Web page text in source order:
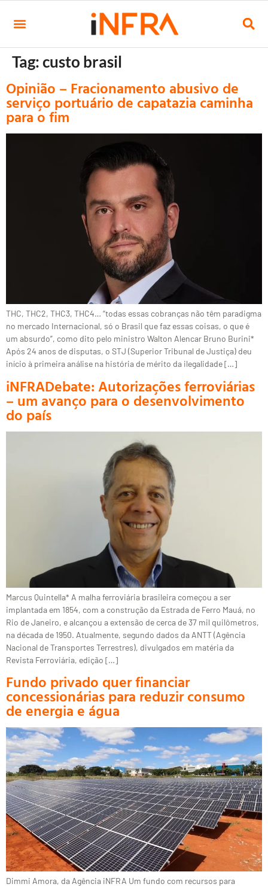
Tag:custo brasil
Opinião – Fracionamento abusivo de
serviço portuário de capatazia caminha
para o fim
THC, THC2, THC3, THC4… “todas essas cobranças não têm paradigma
no mercado Internacional, só o Brasil que faz essas coisas, o que é
um absurdo”, como dito pelo ministro Walton Alencar Bruno Burini*
Após 24 anos de disputas, o STJ (Superior Tribunal de Justiça) deu
início à primeira análise na história de mérito da ilegalidade […]
iNFRADebate: Autorizações ferroviárias
– um avanço para o desenvolvimento
do país
Marcus Quintella* A malha ferroviária brasileira começou a ser
implantada em 1854, com a construção da Estrada de Ferro Mauá, no
Rio de Janeiro, e alcançou a extensão de cerca de 37 mil quilômetros,
na década de 1950. Atualmente, segundo dados da ANTT (Agência
Nacional de Transportes Terrestres), divulgados em matéria da
Revista Ferroviária, edição […]
Fundo privado quer financiar
concessionárias para reduzir consumo
de energia e água
Dimmi Amora, da Agência iNFRA Um fundo com recursos para